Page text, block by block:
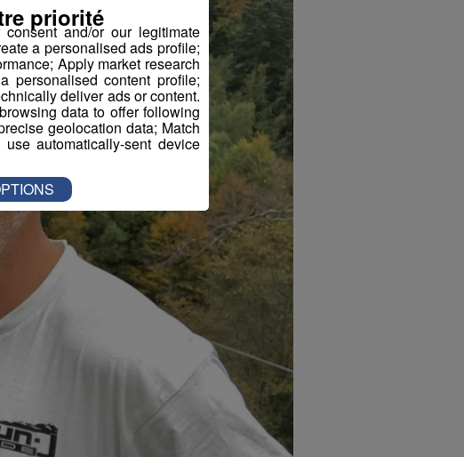
and/or our legitimate
a personalised ads profile;
Apply market research
personalised content profile;
deliver ads or content.
data to offer following
geolocation data; Match
automatically-sent device
priorité